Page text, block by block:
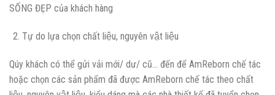
SỐNG ĐẸP của khách hàng
Tự do lựa chọn chất liệu, nguyên vật liệu
Qúy khách có thể gửi vải mới/ dư/ cũ… đến để AmReborn chế tác
hoặc chọn các sản phẩm đã được AmReborn chế tác theo chất